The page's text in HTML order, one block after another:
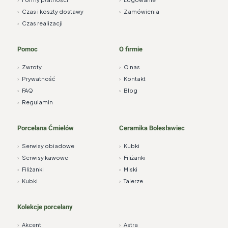
› Czas i koszty dostawy
› Czas realizacji
› Zamówienia
Pomoc
› Zwroty
› Prywatność
› FAQ
› Regulamin
O firmie
› O nas
› Kontakt
› Blog
Porcelana Ćmielów
› Serwisy obiadowe
› Serwisy kawowe
› Filiżanki
› Kubki
Ceramika Bolesławiec
› Kubki
› Filiżanki
› Miski
› Talerze
Kolekcje porcelany
› Akcent › Astra